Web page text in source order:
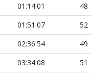
01:14:01 48
01:51:07 52
02:36:54 49
03:34:08 51